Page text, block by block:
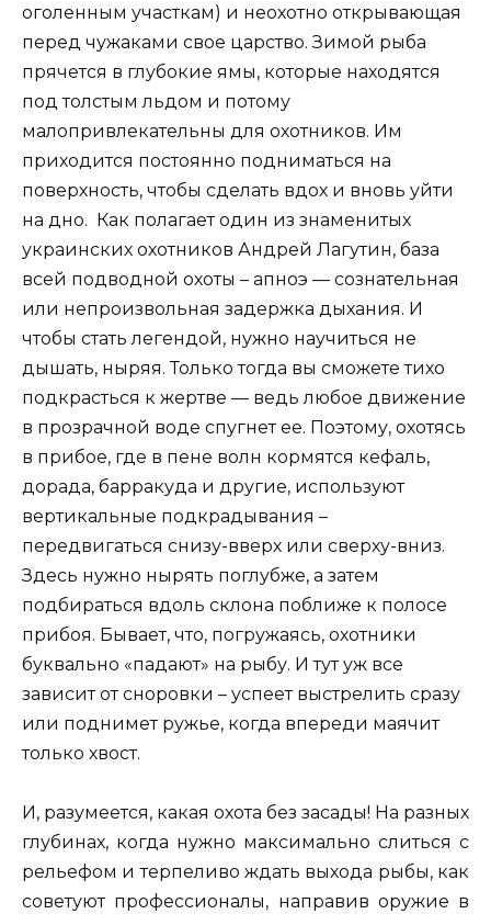
оголенным участкам) и неохотно открывающая
перед чужаками свое царство. Зимой рыба
прячется в глубокие ямы, которые находятся
под толстым льдом и потому
малопривлекательны для охотников. Им
приходится постоянно подниматься на
поверхность, чтобы сделать вдох и вновь уйти
на дно. Как полагает один из знаменитых
украинских охотников Андрей Лагутин, база
всей подводной охоты – апноэ — сознательная
или непроизвольная задержка дыхания. И
чтобы стать легендой, нужно научиться не
дышать, ныряя. Только тогда вы сможете тихо
подкрасться к жертве — ведь любое движение
в прозрачной воде спугнет ее. Поэтому, охотясь
в прибое, где в пене волн кормятся кефаль,
дорада, барракуда и другие, используют
вертикальные подкрадывания –
передвигаться снизу-вверх или сверху-вниз.
Здесь нужно нырять поглубже, а затем
подбираться вдоль склона поближе к полосе
прибоя. Бывает, что, погружаясь, охотники
буквально «падают» на рыбу. И тут уж все
зависит от сноровки – успеет выстрелить сразу
или поднимет ружье, когда впереди маячит
только хвост.
И, разумеется, какая охота без засады! На разных
глубинах, когда нужно максимально слиться с
рельефом и терпеливо ждать выхода рыбы, как
советуют профессионалы, направив оружие в